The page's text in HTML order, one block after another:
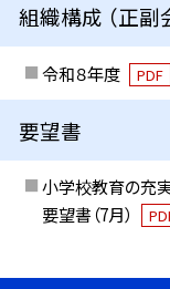
組織構成 （正副
令和８年度 PDF
要望書
小学校教育の充
要望書（7月）